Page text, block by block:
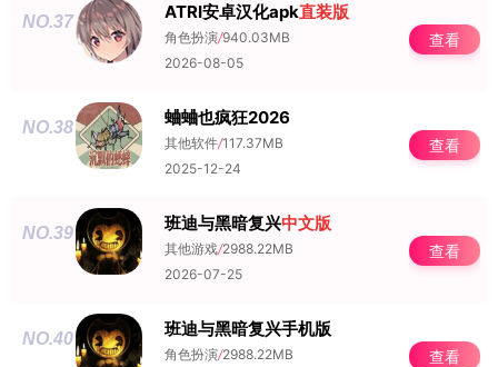
NO.37 ATRI安卓汉化apk直装版
角色扮演/940.03MB
2026-08-05
查看
NO.38 蛐蛐也疯狂2026
其他软件/117.37MB
2025-12-24
查看
NO.39 班迪与黑暗复兴中文版
其他游戏/2988.22MB
2026-07-25
查看
NO.40 班迪与黑暗复兴手机版
角色扮演/2988.22MB
查看